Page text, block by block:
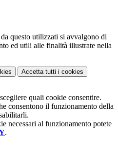
questo utilizzati si avvalgono di
ed utili alle finalità illustrate nella
Accetta tutti i cookies
quali cookie consentire.
consentono il funzionamento della
necessari al funzionamento potete
.